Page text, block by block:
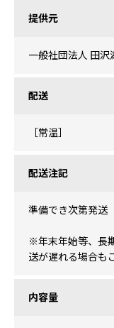
提供元
一般社団法人 田沢
配送
［常温］
配送注記
準備でき次第発送
※年末年始等、長
送が遅れる場合も
内容量